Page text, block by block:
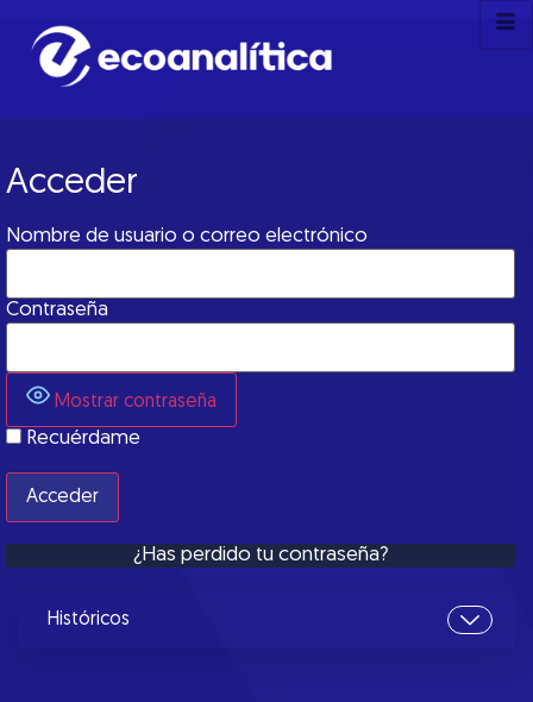
Acceder
Nombre de usuario o correo electrónico
Contraseña
Mostrar contraseña
Recuérdame
¿Has perdido tu contraseña?
Históricos